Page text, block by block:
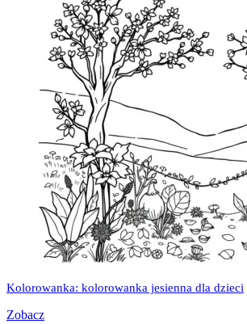
Kolorowanka: kolorowanka jesienna dla dzieci
Zobacz